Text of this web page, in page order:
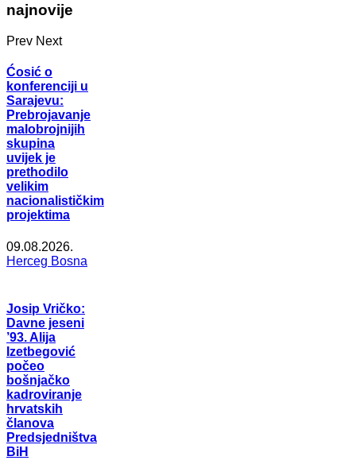
najnovije
Prev Next
Ćosić o
konferenciji u
Sarajevu:
Prebrojavanje
malobrojnijih
skupina
uvijek je
prethodilo
velikim
nacionalističkim
projektima
09.08.2026.
Herceg Bosna
Josip Vričko:
Davne jeseni
’93. Alija
Izetbegović
počeo
bošnjačko
kadroviranje
hrvatskih
članova
Predsjedništva
BiH